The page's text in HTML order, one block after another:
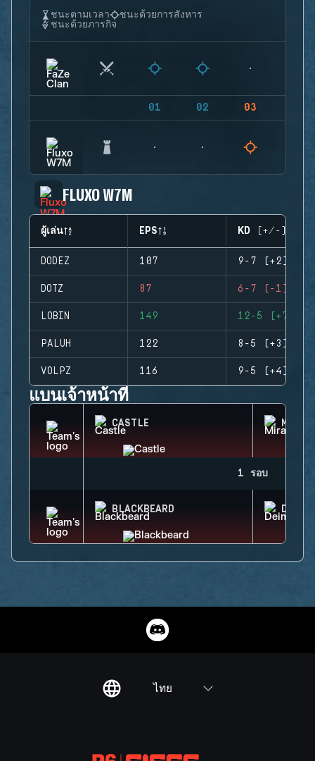
ชนะตามเวลา
ชนะด้วยการสังหาร
ชนะด้วยภารกิจ
01 02 03
FLUXO W7M
ผู้เล่น EPS KD (+/-)
DODEZ 107 9-7 (+2)
DOTZ 87 6-7 (-1)
LOBIN 149 12-5 (+7)
PALUH 122 8-5 (+3)
VOLPZ 116 9-5 (+4)
แบนเจ้าหน้าที่
CASTLE MIRA
1 รอบ
BLACKBEARD
ไทย